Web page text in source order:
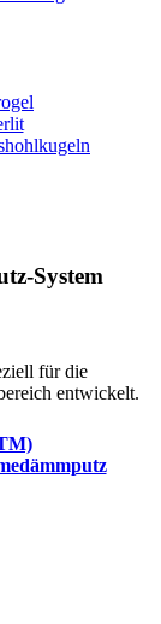
System
für die
entwickelt.